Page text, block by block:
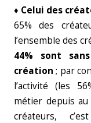
♦ Celui des
65% des
l’ensemble des
44% sont
création ; par
l’activité (les
métier depuis
créateurs,